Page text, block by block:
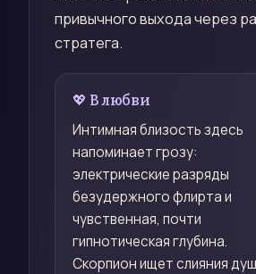
привычного выхода через
стратега.
💖 В любви
Интимная близость здесь
напоминает грозу:
электрические разряды
безудержного флирта и
чувственная, почти
гипнотическая глубина.
Скорпион ищет слияния